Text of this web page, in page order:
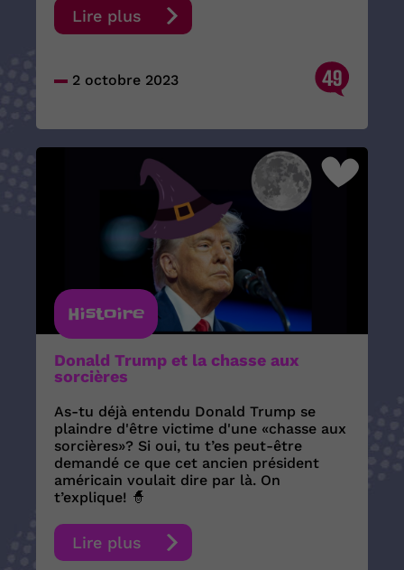
Lire plus
2 octobre 2023 49
Histoire
Donald Trump et la chasse aux
sorcières
As-tu déjà entendu Donald Trump se
plaindre d'être victime d'une «chasse aux
sorcières»? Si oui, tu t’es peut-être
demandé ce que cet ancien président
américain voulait dire par là. On
t’explique! 🧙
Lire plus